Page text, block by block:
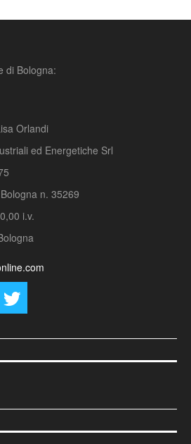
di Bologna:
Orlandi
ed Energetiche Srl
n. 35269
i.v.